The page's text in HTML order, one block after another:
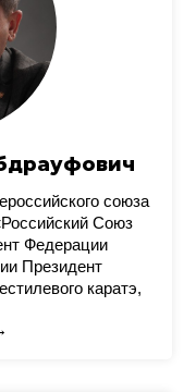
союза
Союз
Федерации
Президент
каратэ,